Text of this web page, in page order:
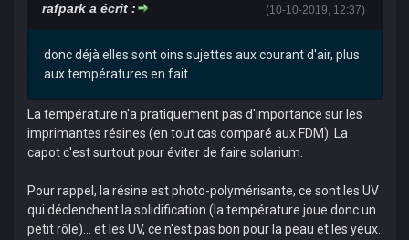
(10-10-2019, 12:37)
rafpark a écrit :
donc déjà elles sont oins sujettes aux courant d'air, plus
aux températures en fait.
La température n'a pratiquement pas d'importance sur les
imprimantes résines (en tout cas comparé aux FDM). La
capot c'est surtout pour éviter de faire solarium.
Pour rappel, la résine est photo-polymérisante, ce sont les UV
qui déclenchent la solidification (la température joue donc un
petit rôle)... et les UV, ce n'est pas bon pour la peau et les yeux.